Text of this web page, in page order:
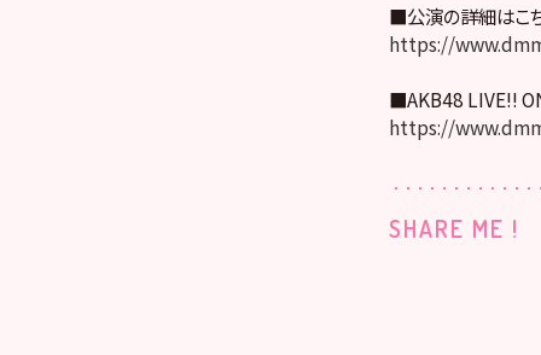
■公演の詳細はこ
https://
■AKB48 LIVE!!
https://
SHARE ME !